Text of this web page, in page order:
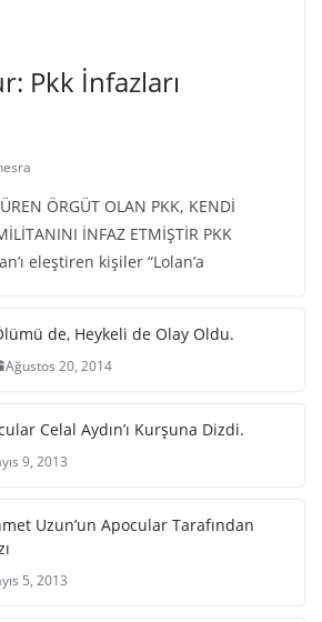
Pkk İnfazları
ÖRGÜT OLAN PKK, KENDİ
İNFAZ ETMİŞTİR PKK
eleştiren kişiler “Lolan’a
de, Heykeli de Olay Oldu.
Ağustos 20, 2014
Celal Aydın’ı Kurşuna Dizdi.
9, 2013
Uzun’un Apocular Tarafından
5, 2013